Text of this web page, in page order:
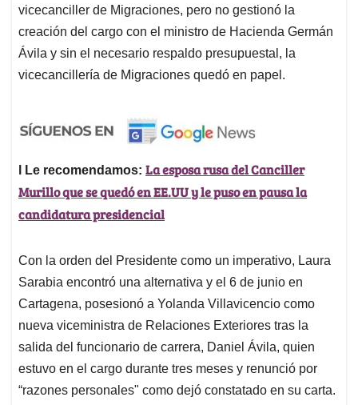
vicecanciller de Migraciones, pero no gestionó la
creación del cargo con el ministro de Hacienda Germán
Ávila y sin el necesario respaldo presupuestal, la
vicecancillería de Migraciones quedó en papel.
l Le recomendamos: La esposa rusa del Canciller
Murillo que se quedó en EE.UU y le puso en pausa la
candidatura presidencial
Con la orden del Presidente como un imperativo, Laura
Sarabia encontró una alternativa y el 6 de junio en
Cartagena, posesionó a Yolanda Villavicencio como
nueva viceministra de Relaciones Exteriores tras la
salida del funcionario de carrera, Daniel Ávila, quien
estuvo en el cargo durante tres meses y renunció por
“razones personales" como dejó constatado en su carta.